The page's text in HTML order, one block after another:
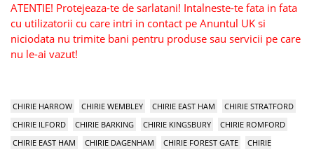
ATENTIE! Protejeaza-te de sarlatani! Intalneste-te fata in fata
cu utilizatorii cu care intri in contact pe Anuntul UK si
niciodata nu trimite bani pentru produse sau servicii pe care
nu le-ai vazut!
CHIRIE HARROW CHIRIE WEMBLEY CHIRIE EAST HAM
CHIRIE STRATFORD
CHIRIE ILFORD
CHIRIE BARKING CHIRIE KINGSBURY
CHIRIE ROMFORD
CHIRIE EAST HAM
CHIRIE DAGENHAM CHIRIE FOREST GATE
CHIRIE